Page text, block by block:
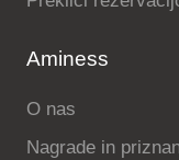
Aminess
O nas
Nagrade in